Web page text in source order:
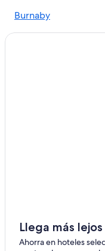
Burnaby
Langdale
Llega más
Ahorra en hoteles